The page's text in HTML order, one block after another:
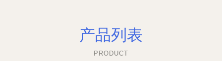
产品列表
PRODUCT